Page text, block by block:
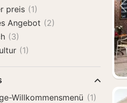
preis (1)
Angebot (2)
(3)
(1)
Willkommensmenü (1)